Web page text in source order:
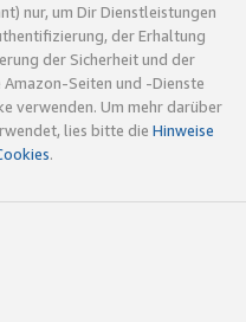
nur, um Dir Dienstleistungen
der Erhaltung
der Sicherheit und der
Seiten und -Dienste
verwenden. Um mehr darüber
lies bitte die Hinweise
.